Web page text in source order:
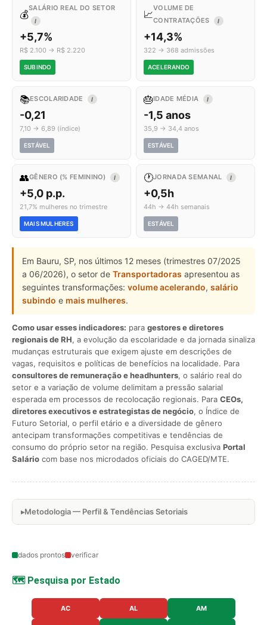
💰
SALÁRIO REAL DO SETOR
I
+5,7%
R$ 2.100 → R$ 2.220
SUBINDO
📈
VOLUME DE
CONTRATAÇÕES
I
+14,3%
322 → 368 admissões
ACELERANDO
📚ESCOLARIDADE I
-0,21
7,10 → 6,89 (índice)
ESTÁVEL
🎂IDADE MÉDIA I
-1,5 anos
35,9 → 34,4 anos
ESTÁVEL
👥GÊNERO (% FEMININO) I
+5,0 p.p.
21,7% mulheres no trimestre
MAIS MULHERES
🕐JORNADA SEMANAL I
+0,5h
44h → 44h semanais
ESTÁVEL
Em Bauru, SP, nos últimos 12 meses (trimestres 07/2025
a 06/2026), o setor de Transportadoras apresentou as
seguintes transformações: volume acelerando, salário
subindo e mais mulheres.
Como usar esses indicadores: para gestores e diretores
regionais de RH, a evolução da escolaridade e da jornada sinaliza
mudanças estruturais que exigem ajuste em descrições de
vagas, requisitos e políticas de benefícios na localidade. Para
consultores de remuneração e headhunters, o salário real do
setor e a variação de volume delimitam a pressão salarial
esperada em processos de recolocação regionais. Para CEOs,
diretores executivos e estrategistas de negócio, o Índice de
Futuro Setorial, o perfil etário e a diversidade de gênero
antecipam transformações competitivas e tendências de
consumo do próprio setor na região. Pesquisa exclusiva Portal
Salário com base nos microdados oficiais do CAGED/MTE.
Metodologia — Perfil & Tendências Setoriais
dados prontos verificar
🗺️ Pesquisa por Estado
AC AL AM